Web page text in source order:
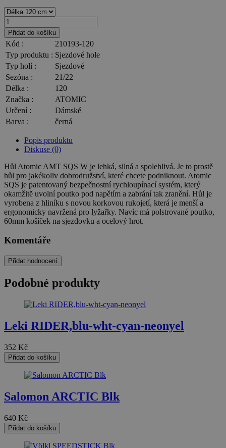
Přidat do košíku
Kód :
210193-120
Typ produktu : Sjezdové hole
Typ holí :
Sjezdové
Sezóna :
21/22
Délka :
120
Značka :
ATOMIC
Určení :
Dámské
Barva :
černá
Popis produktu
Diskuse (0)
Hůl Atomic AMT SQS W je lehká, silná a spolehlivá. Je to prostě
hůl pro jakékoliv dobrodružství, které chcete podniknout. Atomic
SQS je patentovaný bezpečnostní rychloupínací systém, který
okamžitě uvolní poutko pod napětím a zabrání tak zranění. Hůl je
vyrobena z hliníku s novou korkovou rukojetí, která je menší a
ergonomicky navržená pro lyžařky. Navíc má polstrované poutko,
60mm košíček na sjezdovku a ocelový hrot.
Komentáře
Přidat hodnocení
Podobné produkty
Leki RIDER,blu-wht-cyan-neonyel
352 Kč
Přidat do košíku
Salomon ARCTIC Blk
640 Kč
Přidat do košíku